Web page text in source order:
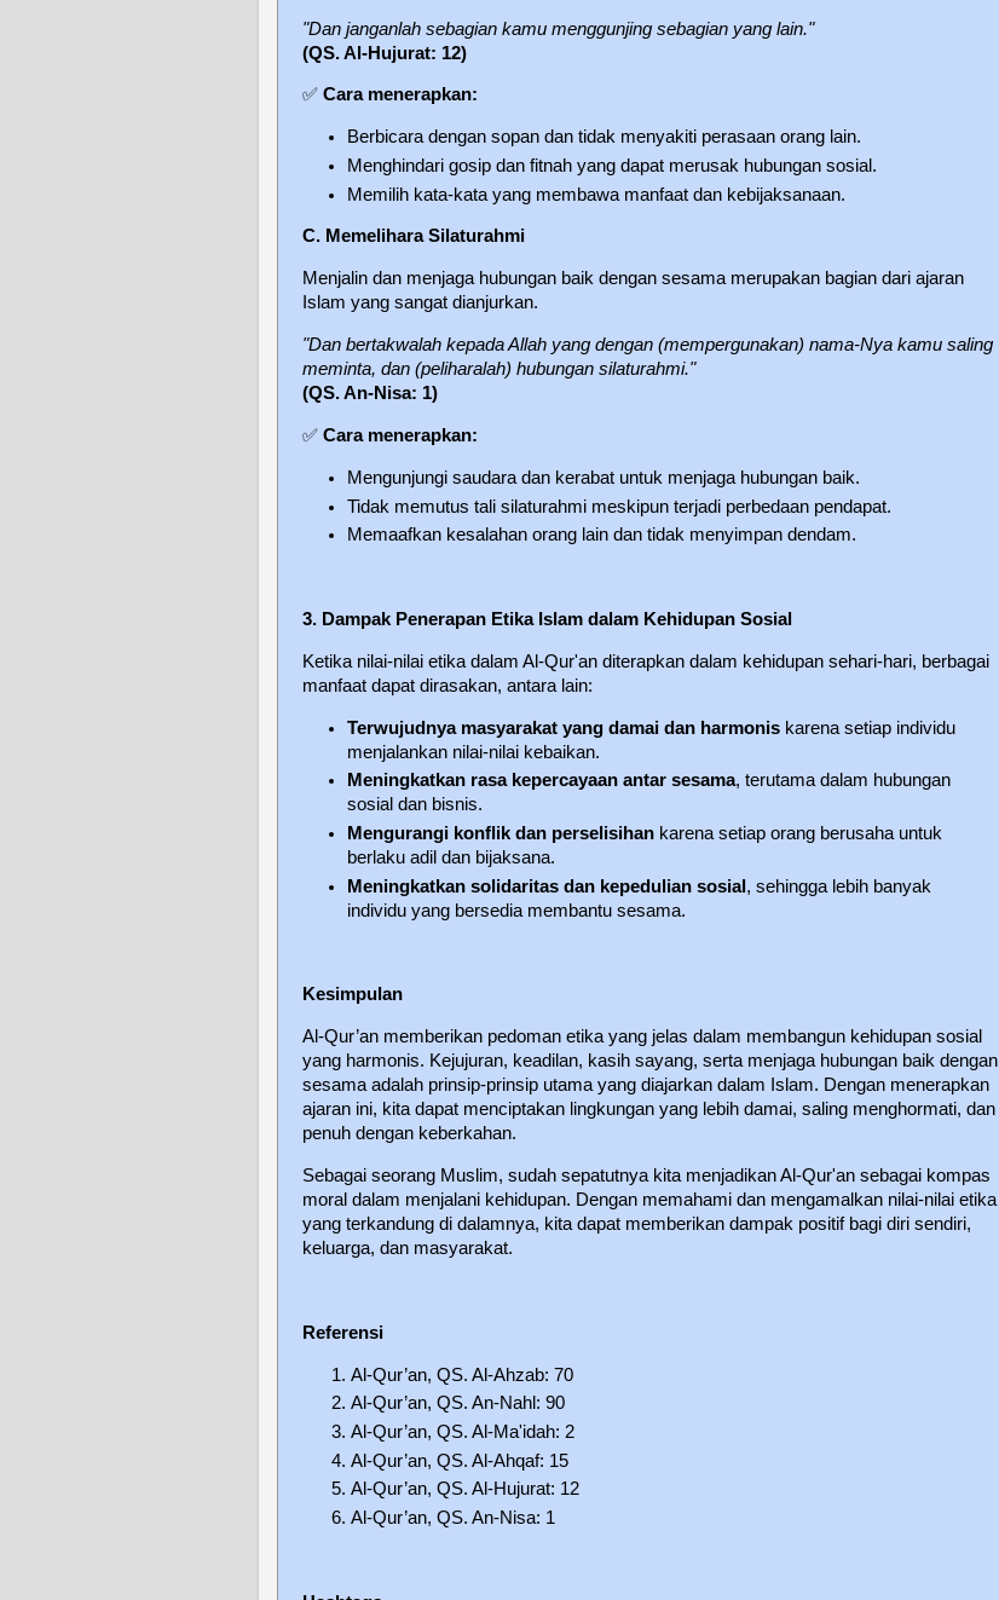
"Dan janganlah sebagian kamu menggunjing sebagian yang lain."
(QS. Al-Hujurat: 12)
✅ Cara menerapkan:
Berbicara dengan sopan dan tidak menyakiti perasaan orang lain.
Menghindari gosip dan fitnah yang dapat merusak hubungan sosial.
Memilih kata-kata yang membawa manfaat dan kebijaksanaan.
C. Memelihara Silaturahmi
Menjalin dan menjaga hubungan baik dengan sesama merupakan bagian dari ajaran
Islam yang sangat dianjurkan.
"Dan bertakwalah kepada Allah yang dengan (mempergunakan) nama-Nya kamu saling
meminta, dan (peliharalah) hubungan silaturahmi."
(QS. An-Nisa: 1)
✅ Cara menerapkan:
Mengunjungi saudara dan kerabat untuk menjaga hubungan baik.
Tidak memutus tali silaturahmi meskipun terjadi perbedaan pendapat.
Memaafkan kesalahan orang lain dan tidak menyimpan dendam.
3. Dampak Penerapan Etika Islam dalam Kehidupan Sosial
Ketika nilai-nilai etika dalam Al-Qur'an diterapkan dalam kehidupan sehari-hari, berbagai
manfaat dapat dirasakan, antara lain:
Terwujudnya masyarakat yang damai dan harmonis karena setiap individu
menjalankan nilai-nilai kebaikan.
Meningkatkan rasa kepercayaan antar sesama, terutama dalam hubungan
sosial dan bisnis.
Mengurangi konflik dan perselisihan karena setiap orang berusaha untuk
berlaku adil dan bijaksana.
Meningkatkan solidaritas dan kepedulian sosial , sehingga lebih banyak
individu yang bersedia membantu sesama.
Kesimpulan
Al-Qur’an memberikan pedoman etika yang jelas dalam membangun kehidupan sosial
yang harmonis. Kejujuran, keadilan, kasih sayang, serta menjaga hubungan baik dengan
sesama adalah prinsip-prinsip utama yang diajarkan dalam Islam. Dengan menerapkan
ajaran ini, kita dapat menciptakan lingkungan yang lebih damai, saling menghormati, dan
penuh dengan keberkahan.
Sebagai seorang Muslim, sudah sepatutnya kita menjadikan Al-Qur'an sebagai kompas
moral dalam menjalani kehidupan. Dengan memahami dan mengamalkan nilai-nilai etika
yang terkandung di dalamnya, kita dapat memberikan dampak positif bagi diri sendiri,
keluarga, dan masyarakat.
Referensi
Al-Qur’an, QS. Al-Ahzab: 70
Al-Qur’an, QS. An-Nahl: 90
Al-Qur’an, QS. Al-Ma'idah: 2
Al-Qur’an, QS. Al-Ahqaf: 15
Al-Qur’an, QS. Al-Hujurat: 12
Al-Qur’an, QS. An-Nisa: 1